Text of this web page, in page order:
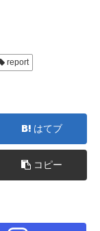
report
はてブ
コピー